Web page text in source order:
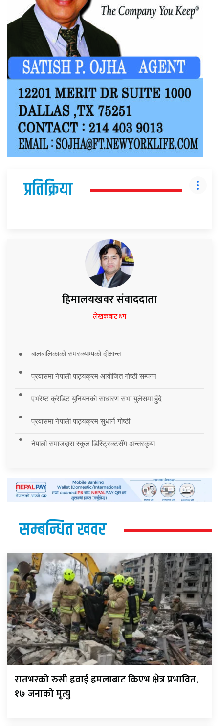
प्रतिक्रिया
हिमालयखवर संवाददाता
लेखकबाट थप
बालबालिकाको समरक्याम्पको दीक्षान्त
प्रवासमा नेपाली पाठ्यक्रम आयोजित गोष्ठी सम्पन्न
एभरेष्ट क्रेडिट युनियनको साधारण सभा युलेसमा हुँदै
प्रवासमा नेपाली पाठ्यक्रम सुधार्न गोष्ठी
नेपाली समाजद्वारा स्कुल डिस्ट्रिक्टसँग अन्तरकृया
सम्बन्धित खवर
रातभरको रुसी हवाई हमलाबाट किएभ क्षेत्र प्रभावित,
१७ जनाको मृत्यु